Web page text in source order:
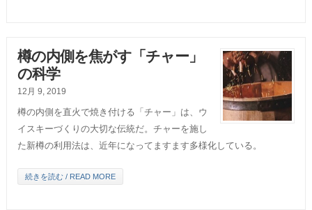
樽の内側を焦がす「チャー」
の科学
12月 9, 2019
樽の内側を直火で焼き付ける「チャー」は、ウ
イスキーづくりの大切な伝統だ。チャーを施し
た新樽の利用法は、近年になってますます多様化している。
続きを読む / READ MORE